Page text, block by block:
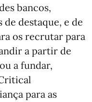
bancos,
destaque, e de
os recrutar para
a partir de
a fundar,
para as